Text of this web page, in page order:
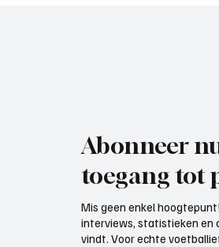
Abonneer
toegang tot
Mis geen enkel
interviews, statistieken en
vindt. Voor echte